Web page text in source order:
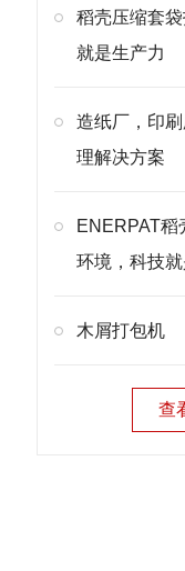
稻壳压缩套
就是生产力
造纸厂，印
理解决方案
ENERPAT稻
环境，科技
木屑打包机
查